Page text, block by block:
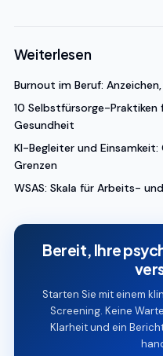
Weiterlesen
Burnout im Beruf:
10 Selbstfürsorge-Praktiken
Gesundheit
KI-Begleiter und Einsamkeit:
Grenzen
WSAS: Skala für Arbeits-
Bereit, Ihre
Starten Sie mit einem
Screening. Keine
Klarheit und ein